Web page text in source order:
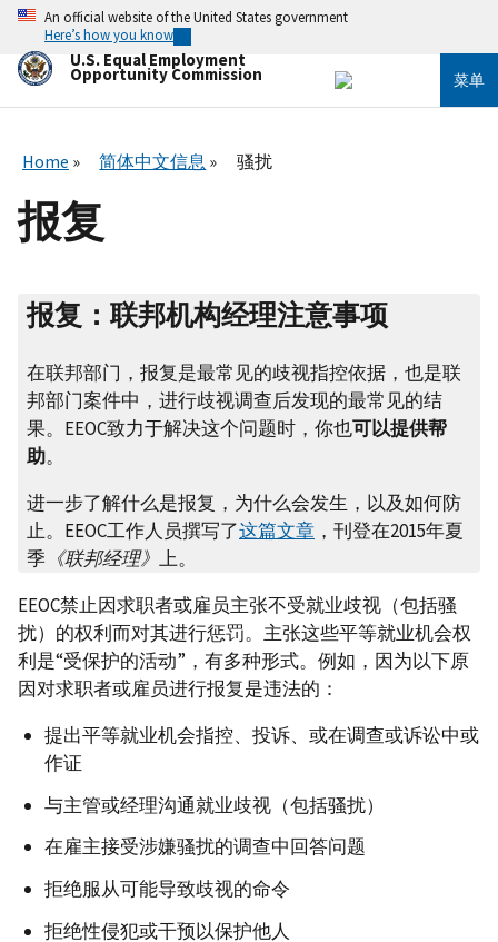
内
An official website of the United States government
Here’s how you know
U.S. Equal Employment
Opportunity Commission 菜单
Home 简体中文信息 骚扰
报复
报复：联邦机构经理注意事项
在联邦部门，报复是最常见的歧视指控依据，也是联
邦部门案件中，进行歧视调查后发现的最常见的结
果。EEOC致力于解决这个问题时，你也可以提供帮
助。
进一步了解什么是报复，为什么会发生，以及如何防
止。EEOC工作人员撰写了这篇文章 ，刊登在2015年夏
季 《联邦经理》 上。
EEOC禁止因求职者或雇员主张不受就业歧视（包括骚
扰）的权利而对其进行惩罚。主张这些平等就业机会权
利是“受保护的活动”，有多种形式。例如，因为以下原
因对求职者或雇员进行报复是违法的：
提出平等就业机会指控、投诉、或在调查或诉讼中或
作证
与主管或经理沟通就业歧视（包括骚扰）
在雇主接受涉嫌骚扰的调查中回答问题
拒绝服从可能导致歧视的命令
拒绝性侵犯或干预以保护他人